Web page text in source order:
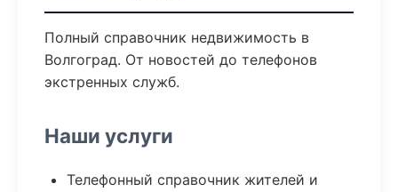
Полный справочник недвижимость в
Волгоград. От новостей до телефонов
экстренных служб.
Наши услуги
Телефонный справочник жителей и